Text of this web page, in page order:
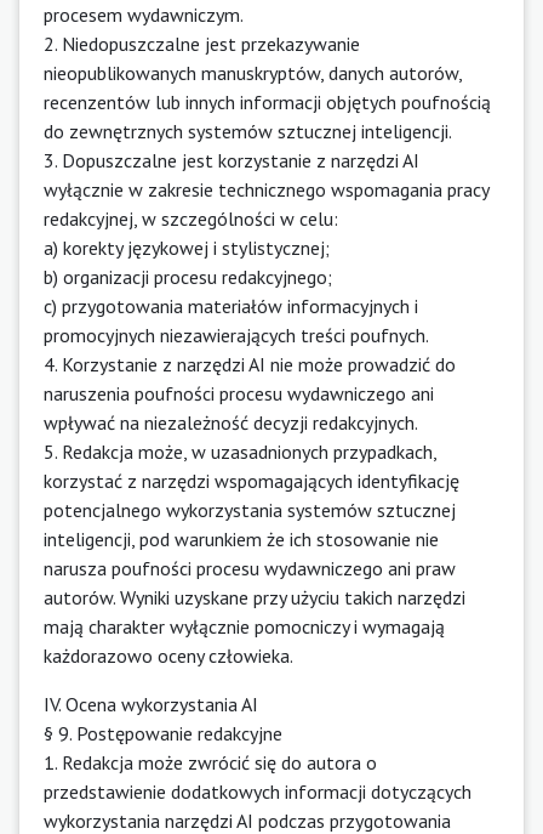
procesem wydawniczym.
2. Niedopuszczalne jest przekazywanie
nieopublikowanych manuskryptów, danych autorów,
recenzentów lub innych informacji objętych poufnością
do zewnętrznych systemów sztucznej inteligencji.
3. Dopuszczalne jest korzystanie z narzędzi AI
wyłącznie w zakresie technicznego wspomagania pracy
redakcyjnej, w szczególności w celu:
a) korekty językowej i stylistycznej;
b) organizacji procesu redakcyjnego;
c) przygotowania materiałów informacyjnych i
promocyjnych niezawierających treści poufnych.
4. Korzystanie z narzędzi AI nie może prowadzić do
naruszenia poufności procesu wydawniczego ani
wpływać na niezależność decyzji redakcyjnych.
5. Redakcja może, w uzasadnionych przypadkach,
korzystać z narzędzi wspomagających identyfikację
potencjalnego wykorzystania systemów sztucznej
inteligencji, pod warunkiem że ich stosowanie nie
narusza poufności procesu wydawniczego ani praw
autorów. Wyniki uzyskane przy użyciu takich narzędzi
mają charakter wyłącznie pomocniczy i wymagają
każdorazowo oceny człowieka.
IV. Ocena wykorzystania AI
§ 9. Postępowanie redakcyjne
1. Redakcja może zwrócić się do autora o
przedstawienie dodatkowych informacji dotyczących
wykorzystania narzędzi AI podczas przygotowania